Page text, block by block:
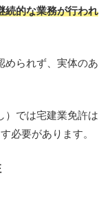
最低限のレイアウ
るべきか
よくある質問
続的な業務が行われ
められず、実体のあ
）では宅建業免許は
必要があります。